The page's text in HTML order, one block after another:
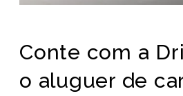
Conte com a
o aluguer de